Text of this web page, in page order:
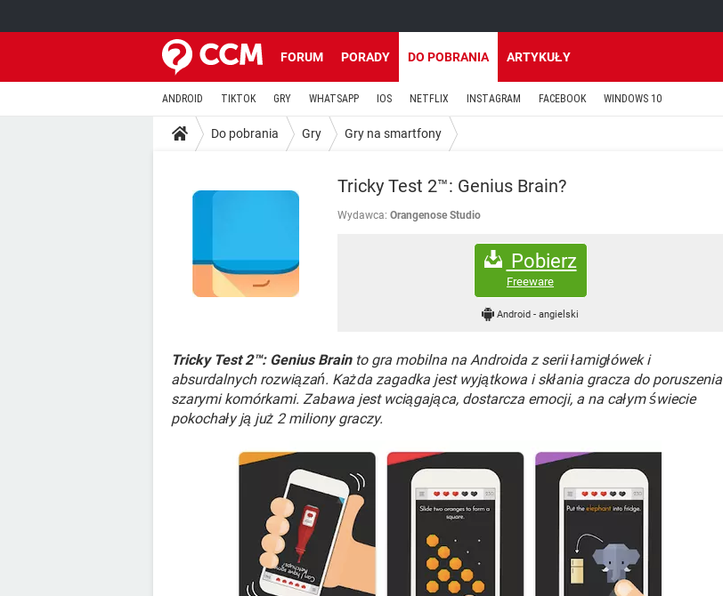
FORUM PORADY DO POBRANIA ARTYKUŁY
ANDROID TIKTOK GRY WHATSAPP IOS NETFLIX INSTAGRAM FACEBOOK WINDOWS 10
Do pobrania Gry Gry na smartfony
Tricky Test 2™: Genius Brain?
Wydawca: Orangenose Studio
Pobierz
Freeware
Android-angielski
Tricky Test 2™: Genius Brainto gra mobilna na Androida z serii łamigłówek i
absurdalnych rozwiązań. Każda zagadka jest wyjątkowa i skłania gracza do poruszenia
szarymi komórkami. Zabawa jest wciągająca, dostarcza emocji, a na całym świecie
pokochały ją już 2 miliony graczy.